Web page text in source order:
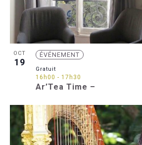
OCT
19
Ar’Tea Time –
ÉVÉNEMENT
16h00 - 17h30
Gratuit